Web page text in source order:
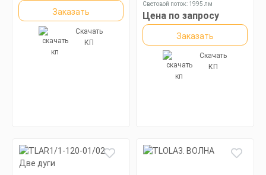
Заказать
Скачать
КП
Световой поток: 1995 лм
Цена по запросу
Заказать
Скачать
КП